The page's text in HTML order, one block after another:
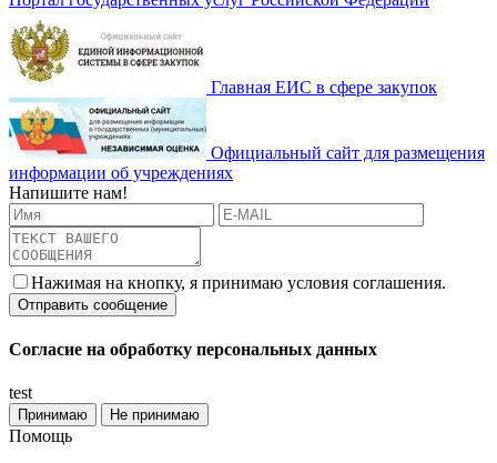
Главная ЕИС в сфере закупок
Официальный сайт для размещения
информации об учреждениях
Напишите нам!
Нажимая на кнопку, я принимаю условия соглашения.
Согласие на обработку персональных данных
test
Принимаю Не принимаю
Помощь